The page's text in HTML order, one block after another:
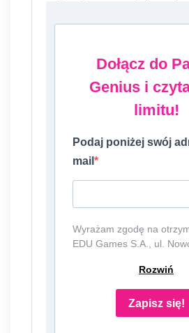
Dołącz do
Genius i
limitu!
Podaj poniżej swój
mail
Wyrażam zgodę na
EDU Games S.A., ul.
6252475036, KRS:
REGON: 387109330
"Administrator")
informacji o tematyce
Rozwiń
Zapisz się!